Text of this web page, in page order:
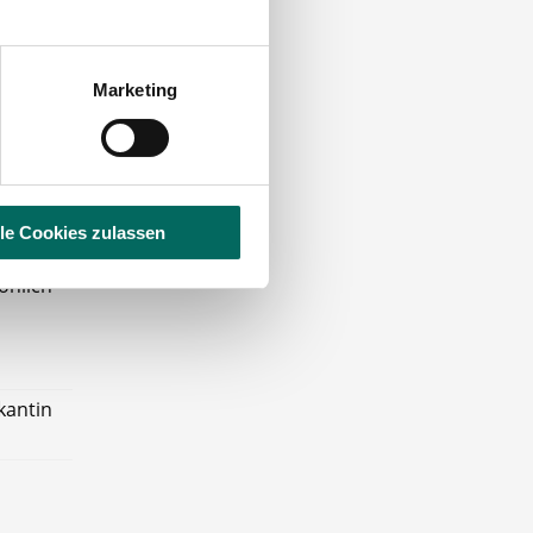
Marketing
Cookies zulassen